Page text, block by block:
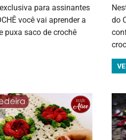
para assinantes
você vai aprender a
puxa saco de crochê
do